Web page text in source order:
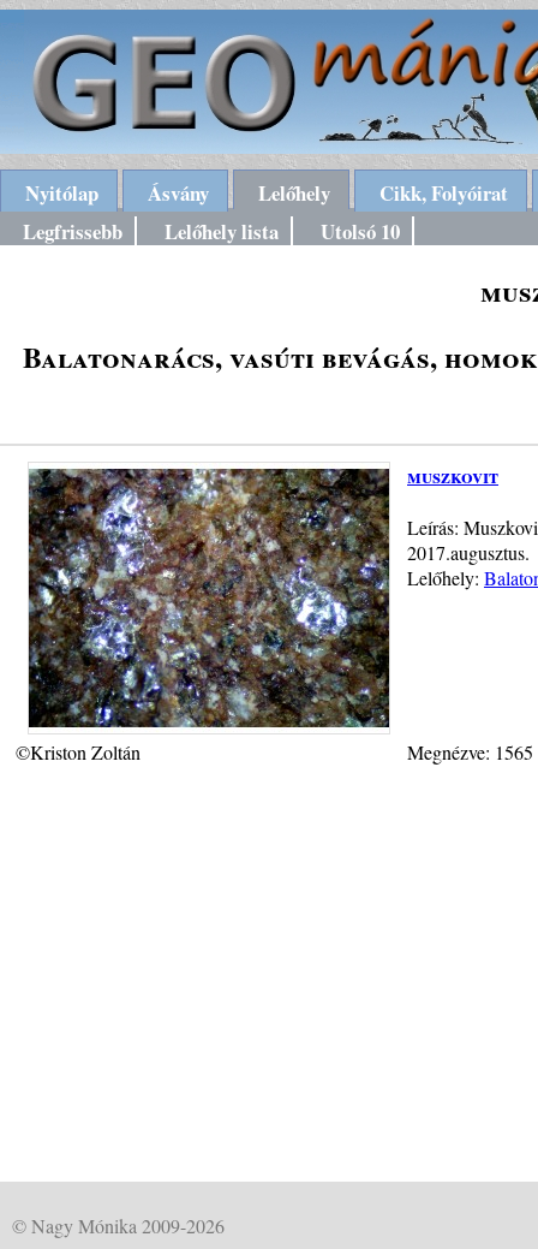
Nyitólap Ásvány Lelőhely
Cikk, Folyóirat
Legfrissebb
Lelőhely lista Utolsó 10
Balatonarács, vasúti bevágás,
muszkovit
Leírás:
2017.augusztus.
Lelőhely:
©Kriston Zoltán Megnézve:
© Nagy Mónika 2009-2026